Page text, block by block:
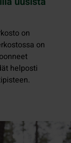
on
on
helposti